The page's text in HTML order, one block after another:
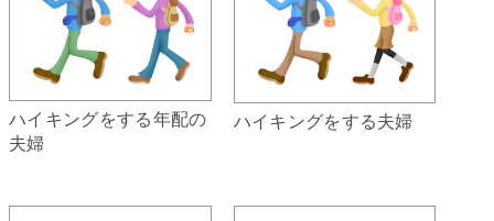
ハイキングをする年配の
夫婦
ハイキングをする夫婦